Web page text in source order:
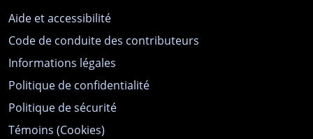
Aide et accessibilité
Code de conduite des contributeurs
Informations légales
Politique de confidentialité
Politique de sécurité
Témoins (Cookies)